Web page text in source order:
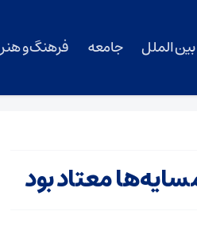
بین الملل جامعه فرهنگ و هنر
معتاد بود